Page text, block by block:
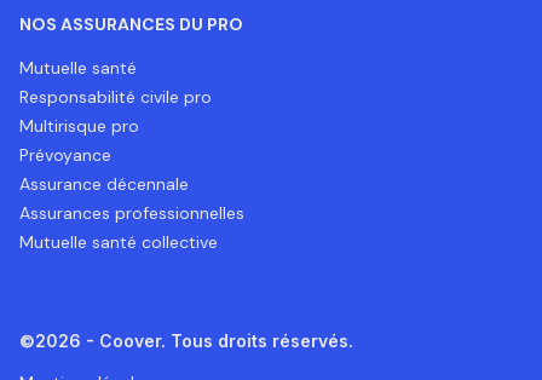
NOS ASSURANCES DU PRO
Mutuelle santé
Responsabilité civile pro
Multirisque pro
Prévoyance
Assurance décennale
Assurances professionnelles
Mutuelle santé collective
©2026 - Coover. Tous droits réservés.